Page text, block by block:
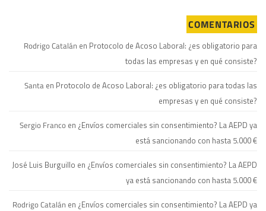
COMENTARIOS
Rodrigo Catalán en Protocolo de Acoso Laboral: ¿es obligatorio para
todas las empresas y en qué consiste?
Santa en Protocolo de Acoso Laboral: ¿es obligatorio para todas las
empresas y en qué consiste?
Sergio Franco en ¿Envíos comerciales sin consentimiento? La AEPD ya
está sancionando con hasta 5.000 €
José Luis Burguillo en ¿Envíos comerciales sin consentimiento? La AEPD
ya está sancionando con hasta 5.000 €
Rodrigo Catalán en ¿Envíos comerciales sin consentimiento? La AEPD ya